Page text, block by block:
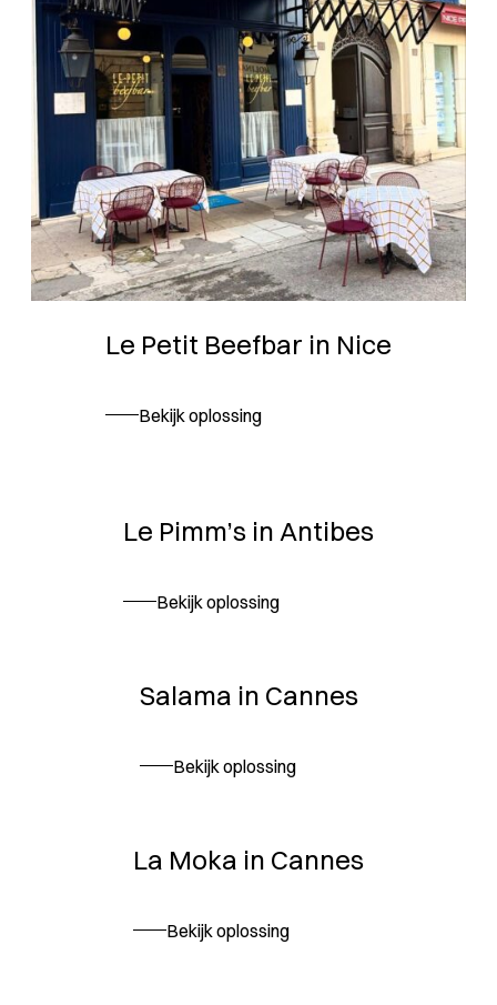
Le Petit Beefbar in Nice
Bekijk oplossing
Le Pimm’s in Antibes
Bekijk oplossing
Salama in Cannes
Bekijk oplossing
La Moka in Cannes
Bekijk oplossing